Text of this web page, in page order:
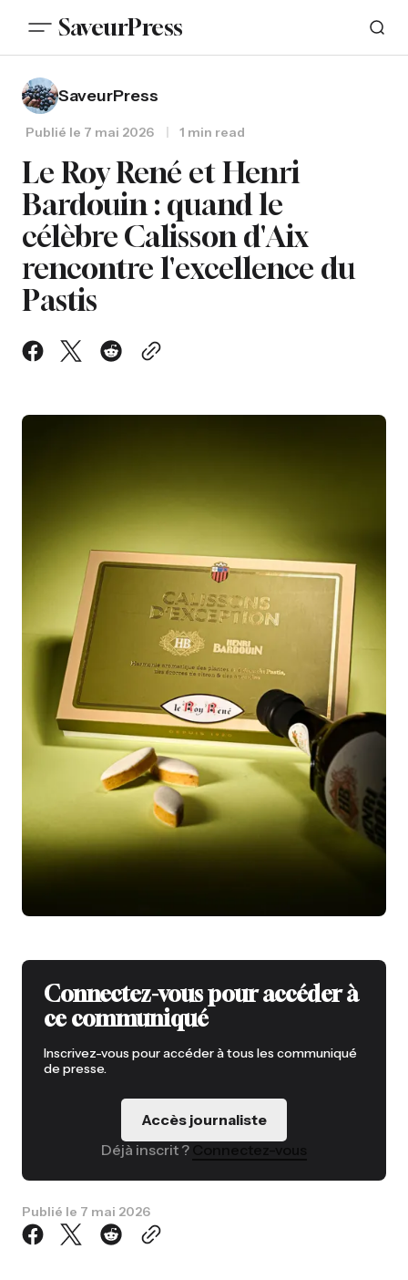
SaveurPress
SaveurPress
Publié le 7 mai 2026 1 min read
Le Roy René et Henri
Bardouin : quand le
célèbre Calisson d'Aix
rencontre l'excellence du
Pastis
Connectez-vous pour accéder à
ce communiqué
Inscrivez-vous pour accéder à tous les communiqué
de presse.
Accès journaliste
Déjà inscrit ?
Publié le 7 mai 2026